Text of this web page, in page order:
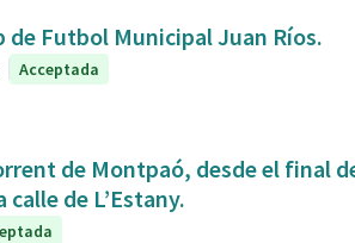
de Futbol Municipal Juan Ríos.
Acceptada
de Montpaó, desde el final
de L’Estany.